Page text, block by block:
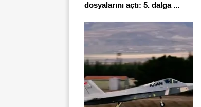
dosyalarını açtı: 5. dalga ...